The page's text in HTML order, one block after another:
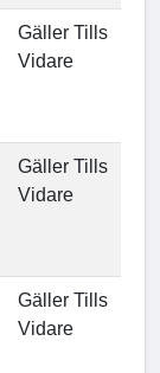
Gäller Tills
Vidare
Gäller Tills
Vidare
Gäller Tills
Vidare